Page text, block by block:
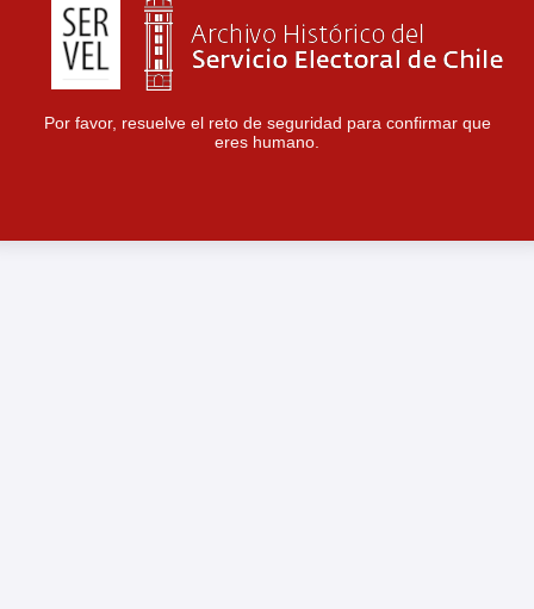
Por favor, resuelve el reto de seguridad para confirmar que
eres humano.